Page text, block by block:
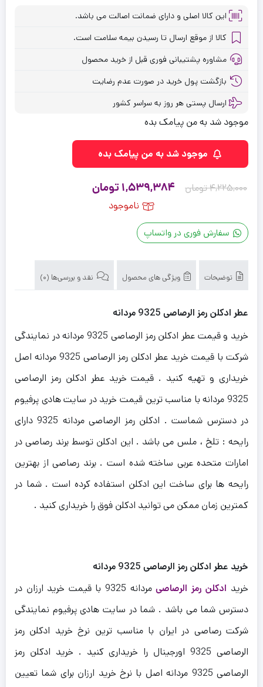
این کالا اصلی و دارای ضمانت اصالت می باشد.
کالا از موقع ارسال تا رسیدن بیمه سلامت است.
مشاوره پشتیبانی فوری قبل از خرید محصول
بازگشت پول خرید در صورت عدم رضایت
ارسال پستی هر روز به سراسر کشور
موجود شد به من پیامک بده
موجود شد به من پیامک بده
4,225,000تومان
قیمت
بود.
1,539,384 تومان
ناموجود
سفارش فوری در واتساپ
توضیحات ویژگی های محصول نقد و بررسی‌ها (0)
عطر ادکلن رمز الرصاصی 9325 مردانه
خرید و قیمت عطر ادکلن رمز الرصاصی 9325 مردانه در نمایندگی
شرکت با قیمت خرید عطر ادکلن رمز الرصاصی 9325 مردانه اصل
خریداری و تهیه کنید . قیمت خرید عطر ادکلن رمز الرصاصی
9325 مردانه با مناسب ترین قیمت خرید در سایت هادی پرفیوم
در دسترس شماست . ادکلن رمز الرصاصی مردانه 9325 دارای
رایحه : تلخ ، ملس می باشد . این ادکلن توسط برند رصاصی در
امارات متحده عربی ساخته شده است . برند رصاصی از بهترین
رایحه ها برای ساخت این ادکلن استفاده کرده است . شما در
کمترین زمان ممکن می توانید ادکلن فوق را خریداری کنید .
خرید عطر ادکلن رمز الرصاصی 9325 مردانه
خرید ادکلن رمز الرصاصی
مردانه 9325 با قیمت خرید ارزان در
دسترس شما می باشد . شما در سایت هادی پرفیوم نمایندگی
شرکت رصاصی در ایران با مناسب ترین نرخ خرید ادکلن رمز
الرصاصی 9325 اورجینال را خریداری کنید . خرید ادکلن رمز
الرصاصی 9325 مردانه اصل با نرخ خرید ارزان برای شما تعیین